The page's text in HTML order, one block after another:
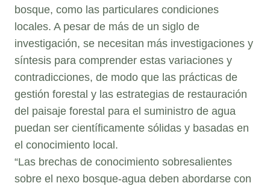
bosque, como las particulares condiciones
locales. A pesar de más de un siglo de
investigación, se necesitan más investigaciones y
síntesis para comprender estas variaciones y
contradicciones, de modo que las prácticas de
gestión forestal y las estrategias de restauración
del paisaje forestal para el suministro de agua
puedan ser científicamente sólidas y basadas en
el conocimiento local.
“Las brechas de conocimiento sobresalientes
sobre el nexo bosque-agua deben abordarse con